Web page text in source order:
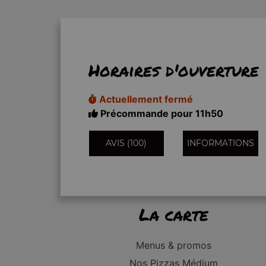
Horaires d'ouverture
Actuellement fermé
Précommande pour 11h50
AVIS (100) INFORMATIONS
La carte
Menus & promos
Nos Pizzas Médium